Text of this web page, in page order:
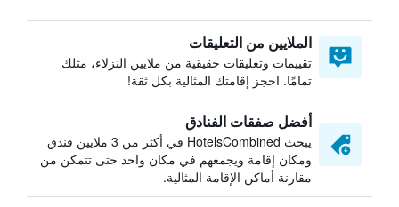
الملايين من التعليقات
تقييمات وتعليقات حقيقية من ملايين النزلاء، مثلك
تمامًا. احجز إقامتك المثالية بكل ثقة!
أفضل صفقات الفنادق
يبحث HotelsCombined في أكثر من 3 ملايين فندق
ومكان إقامة ويجمعهم في مكان واحد حتى تتمكن من
مقارنة أماكن الإقامة المثالية.